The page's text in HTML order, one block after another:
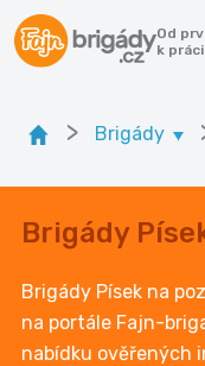
Od
k
> Brigády
Brigády
Brigády Písek na
na portále Fajn-
nabídku ověřených